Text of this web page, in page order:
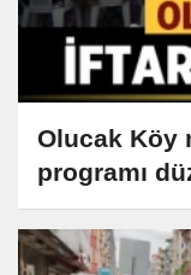
Olucak Köy
programı